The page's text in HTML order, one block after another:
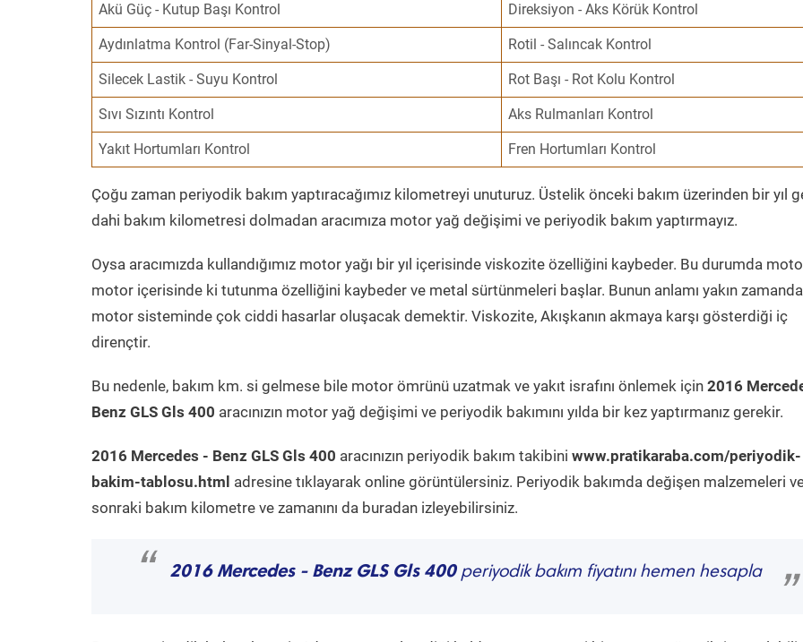
Akü Güç - Kutup Başı Kontrol Direksiyon - Aks Körük Kontrol
Aydınlatma Kontrol (Far-Sinyal-Stop) Rotil - Salıncak Kontrol
Silecek Lastik - Suyu Kontrol Rot Başı - Rot Kolu Kontrol
Sıvı Sızıntı Kontrol Aks Rulmanları Kontrol
Yakıt Hortumları Kontrol Fren Hortumları Kontrol
Çoğu zaman periyodik bakım yaptıracağımız kilometreyi unuturuz. Üstelik önceki bakım üzerinden bir yıl
dahi bakım kilometresi dolmadan aracımıza motor yağ değişimi ve periyodik bakım yaptırmayız.
Oysa aracımızda kullandığımız motor yağı bir yıl içerisinde viskozite özelliğini kaybeder. Bu durumda
motor içerisinde ki tutunma özelliğini kaybeder ve metal sürtünmeleri başlar. Bunun anlamı yakın zamanda
motor sisteminde çok ciddi hasarlar oluşacak demektir. Viskozite, Akışkanın akmaya karşı gösterdiği iç
dirençtir.
Bu nedenle, bakım km. si gelmese bile motor ömrünü uzatmak ve yakıt israfını önlemek için 2016
Benz GLS Gls 400 aracınızın motor yağ değişimi ve periyodik bakımını yılda bir kez yaptırmanız gerekir.
2016 Mercedes - Benz GLS Gls 400 aracınızın periyodik bakım takibini www.pratikaraba.com/periyodik-
bakim-tablosu.html adresine tıklayarak online görüntülersiniz. Periyodik bakımda değişen malzemeleri
sonraki bakım kilometre ve zamanını da buradan izleyebilirsiniz.
“ 2016 Mercedes - Benz GLS Gls 400periyodik bakım fiyatını hemen hesapla
”